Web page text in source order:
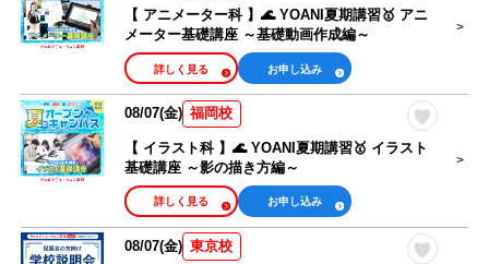
【 アニメーター科 】🌊 YOANI夏期講習🥇 アニ
メーター基礎講座 ～基礎動画作成編～
お申し込み
詳しく見る
08/07(金) 福岡校
【 イラスト科 】🌊 YOANI夏期講習🥇 イラスト
基礎講座 ～影の描き方編～
お申し込み
詳しく見る
08/07(金) 東京校